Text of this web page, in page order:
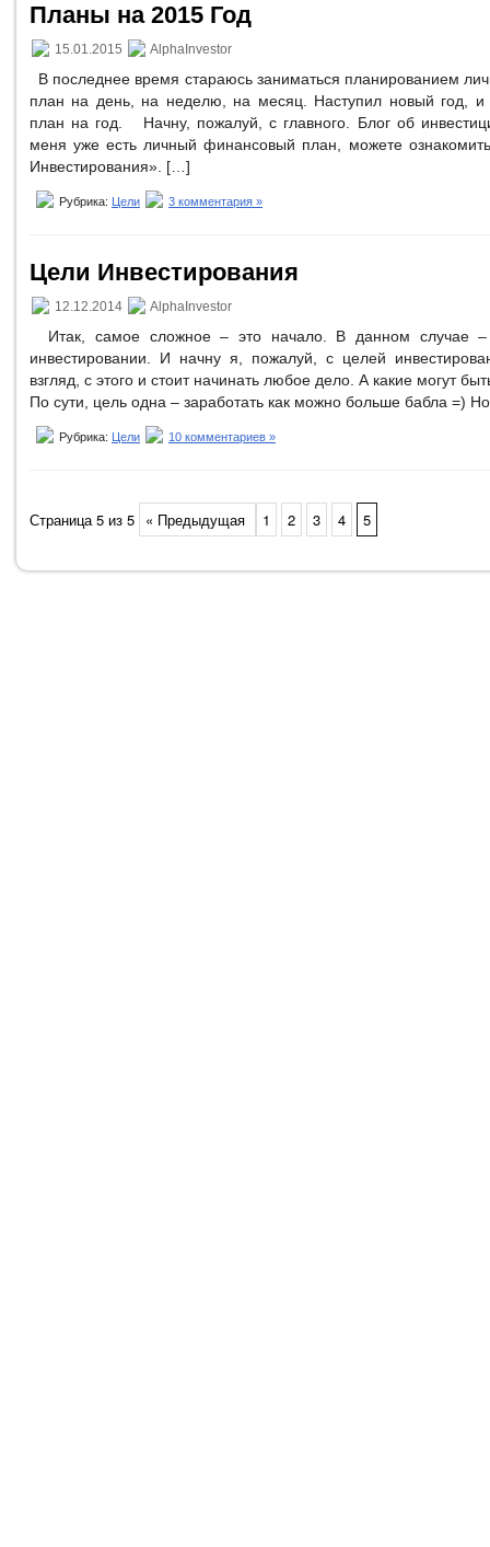
Планы на 2015 Год
15.01.2015 AlphaInvestor
В последнее время стараюсь заниматься планированием
план на день, на неделю, на месяц. Наступил новый год, и
план на год. Начну, пожалуй, с главного. Блог об
меня уже есть личный финансовый план, можете
Инвестирования». […]
Рубрика: Цели 3 комментария »
Цели Инвестирования
12.12.2014 AlphaInvestor
Итак, самое сложное – это начало. В данном случае –
инвестировании. И начну я, пожалуй, с целей
взгляд, с этого и стоит начинать любое дело. А какие могут
По сути, цель одна – заработать как можно больше бабла =)
Рубрика: Цели 10 комментариев »
Страница 5 из 5 « Предыдущая 1 2 3 4 5